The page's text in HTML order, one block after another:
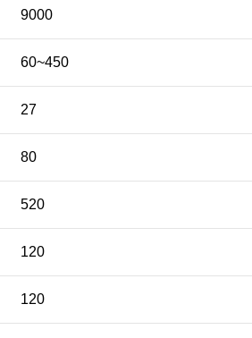
9000
60~450
27
80
520
120
120